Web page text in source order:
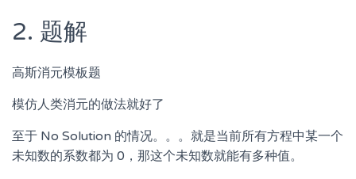
2. 题解
高斯消元模板题
模仿人类消元的做法就好了
至于 No Solution 的情况。。。就是当前所有方程中某一个
未知数的系数都为 0，那这个未知数就能有多种值。